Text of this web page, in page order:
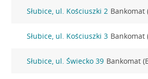
Słubice, ul. Kościuszki 2 Bankomat
Słubice, ul. Kościuszki 3 Bankomat
Słubice, ul. Świecko 39 Bankomat